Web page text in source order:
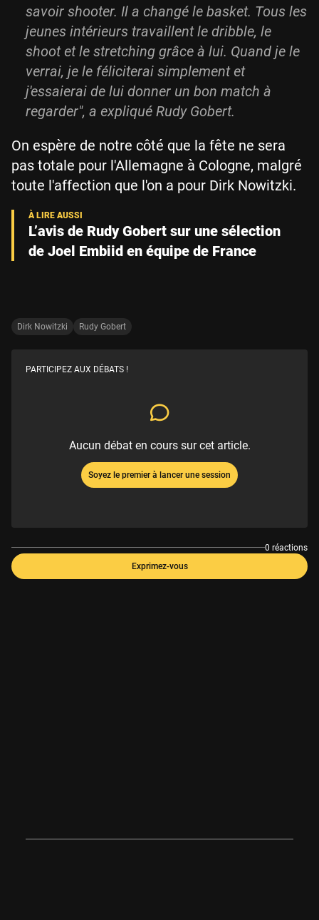
savoir shooter. Il a changé le basket. Tous les
jeunes intérieurs travaillent le dribble, le
shoot et le stretching grâce à lui. Quand je le
verrai, je le féliciterai simplement et
j'essaierai de lui donner un bon match à
regarder", a expliqué Rudy Gobert.
On espère de notre côté que la fête ne sera
pas totale pour l'Allemagne à Cologne, malgré
toute l'affection que l'on a pour Dirk Nowitzki.
L’avis de Rudy Gobert sur une sélection
de Joel Embiid en équipe de France
Dirk Nowitzki Rudy Gobert
PARTICIPEZ AUX DÉBATS !
Aucun débat en cours sur cet article.
Soyez le premier à lancer une session
0 réactions
Exprimez-vous